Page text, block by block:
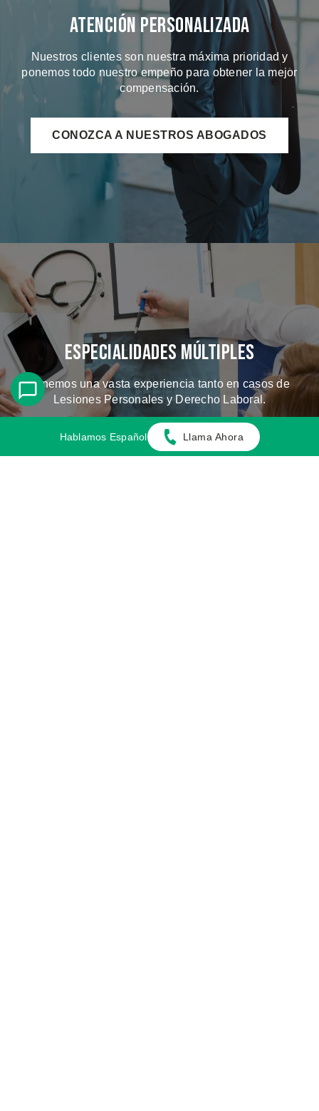
Atención Personalizada
Nuestros clientes son nuestra máxima prioridad y
ponemos todo nuestro empeño para obtener la mejor
compensación.
CONOZCA A NUESTROS ABOGADOS
Especialidades Múltiples
Tenemos una vasta experiencia tanto en casos de
Lesiones Personales y Derecho Laboral.
CONOZCA LOS CASOS QUE
MANEJAMOS
Hablamos Español Llama Ahora